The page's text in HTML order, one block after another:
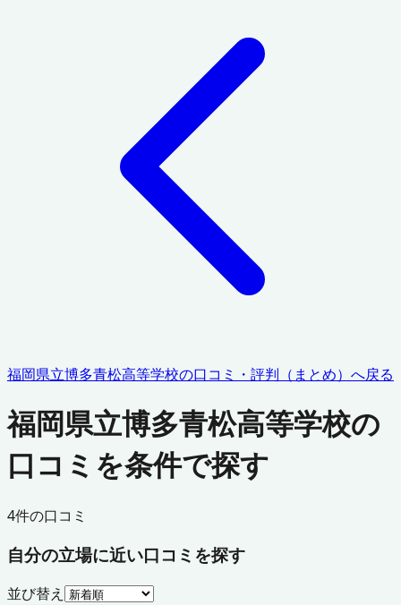
福岡県立博多青松高等学校の口コミ・評判（まとめ）へ戻る
福岡県立博多青松高等学校の
口コミを条件で探す
4件の口コミ
自分の立場に近い口コミを探す
並び替え